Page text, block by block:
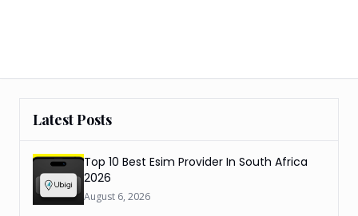
Latest Posts
Top 10 Best Esim Provider In South Africa
2026
August 6, 2026